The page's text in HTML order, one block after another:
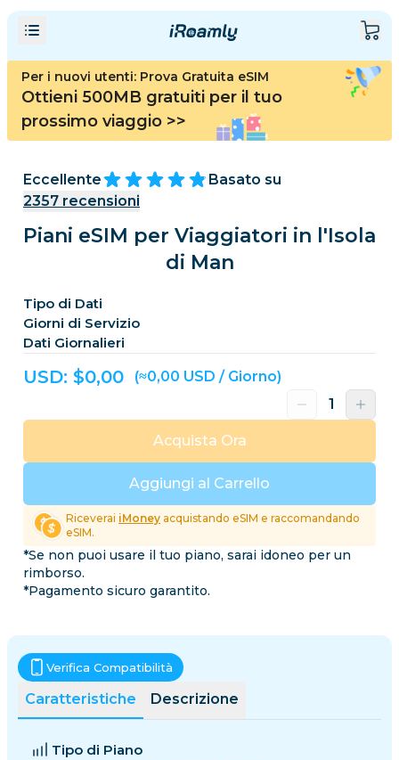
Per i nuovi utenti: Prova Gratuita eSIM
Ottieni 500MB gratuiti per il tuo
prossimo viaggio >>
Eccellente
Basato su
2357 recensioni
Piani eSIM per Viaggiatori in l'Isola
di Man
Tipo di Dati
Giorni di Servizio
Dati Giornalieri
USD: $0,00 (≈0,00 USD / Giorno)
Aggiungi al Carrello
Acquista Ora
Riceverai iMoney acquistando eSIM e raccomandando
eSIM.
*Se non puoi usare il tuo piano, sarai idoneo per un
rimborso.
*Pagamento sicuro garantito.
Caratteristiche Descrizione
Verifica Compatibilità
Tipo di Piano